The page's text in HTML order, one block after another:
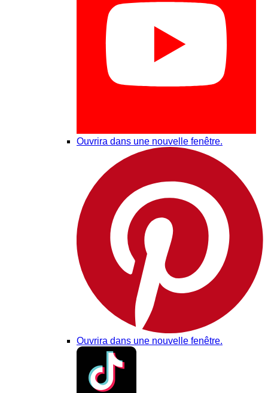
Ouvrira dans une nouvelle fenêtre.
Ouvrira dans une nouvelle fenêtre.